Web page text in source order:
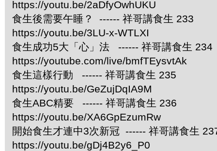
https://youtu.be/2aDfyOwhUKU
食生後需要午睡？ ------ 祥哥講食生 233
https://youtu.be/3LU-x-WTLXI
食生成功5大「心」法 ------ 祥哥講食生 234
https://youtube.com/live/bmfTEysvtAk
食生這樣行動 ------ 祥哥講食生 235
https://youtu.be/GeZujDqIA9M
食生ABC精要 ------ 祥哥講食生 236
https://youtu.be/XA6GpEzumRw
開始食生才連中3次新冠 ------ 祥哥講食生
https://youtu.be/gDj4B2y6_P0